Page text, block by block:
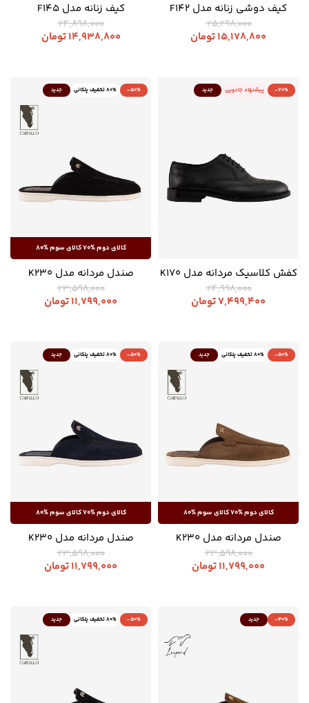
کیف دوشی زنانه مدل F142
25,298,000
15,178,800تومان
کیف زنانه مدل F145
24,898,000
14,938,800تومان
-70% پیشنهاد جادویی جدید
کفش کلاسیک مردانه مدل K170
24,998,000
7,499,400تومان
-50% 80% تخفیف پلکانی جدید
صندل مردانه مدل K230
23,598,000
11,799,000تومان
-50% 80% تخفیف پلکانی جدید
صندل مردانه مدل K230
23,598,000
11,799,000تومان
-50% 80% تخفیف پلکانی جدید
صندل مردانه مدل K230
23,598,000
11,799,000تومان
-40% جدید -50% 80% تخفیف پلکانی جدید